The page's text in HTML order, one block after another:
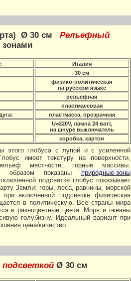
Ø 30 см Рельефный
Италия
30 см
физико-политическая
на русском языке
рельефная
пластмассовая
пластмасса, прозрачная
U=220V, лампа 24 ватт,
на шнуре выключатель
коробка, картон
этого глобуса с лупой и с усиленной
имеет текстуру на поверхности,
местности, горные массивы.
образом показаны
природные зоны
подсветке глобус показывает
Земли: горы, леса, равнины, морской
включенной подсветке физическая
в политическую. Все страны мира
в разноцветные цвета. Моря и океаны
голубизну. Идеальный вариант при
цена/качество.
подсветкойØ 30 см